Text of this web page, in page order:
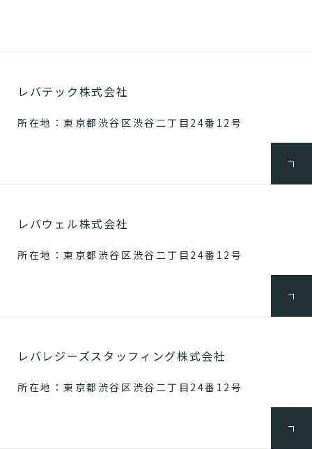
レバテック株式会社
所在地：東京都渋谷区渋谷二丁目24番12号
レバウェル株式会社
所在地：東京都渋谷区渋谷二丁目24番12号
レバレジーズスタッフィング株式会社
所在地：東京都渋谷区渋谷二丁目24番12号